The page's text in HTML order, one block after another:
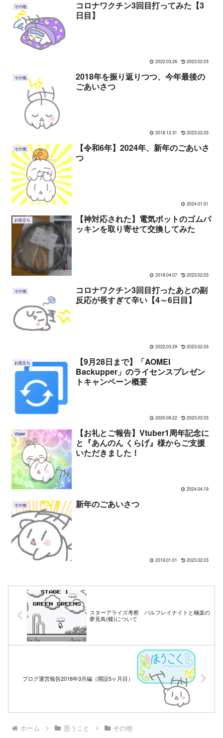
その他
コロナワクチン3回目打ってみた【3
日目】
2022.03.26 2023.02.03
その他
2018年を振り返りつつ、今年最後の
ごあいさつ
2018.12.31 2023.02.03
その他
【令和6年】2024年、新年のごあいさ
つ
2024.01.01
お役立ち
【神対応された】電気ポットのゴムパ
ッキンを取り寄せて交換してみた
2018.04.07 2023.02.03
その他
コロナワクチン3回目打ったあとの副
反応が長すぎて辛い【4～6日目】
2022.03.29 2023.02.03
お役立ち
【9月28日まで】「AOMEI
Backupper」のライセンスプレゼン
トキャンペーン概要
2020.09.22 2023.02.03
Vtuber
【お礼とご報告】Vtuber1周年記念に
と『あんのん くらげ』様からご支援
いただきました！
2024.04.19
その他 新年のごあいさつ
2019.01.01 2023.02.03
スターアライズ考察 バルフレイナイトと極楽の
夢見鳥(蝶)について
ブログ運営報告2018年3月編（開設5ヶ月目）
ホーム 思うこと その他